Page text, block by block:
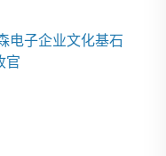
电子企业文化基石
官